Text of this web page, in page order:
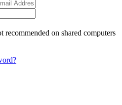
recommended on shared computers